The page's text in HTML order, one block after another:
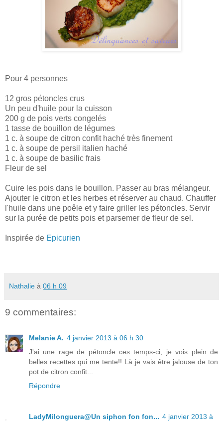
Pour 4 personnes
12 gros pétoncles crus
Un peu d'huile pour la cuisson
200 g de pois verts congelés
1 tasse de bouillon de légumes
1 c. à soupe de citron confit haché très finement
1 c. à soupe de persil italien haché
1 c. à soupe de basilic frais
Fleur de sel
Cuire les pois dans le bouillon. Passer au bras mélangeur.
Ajouter le citron et les herbes et réserver au chaud. Chauffer
l'huile dans une poêle et y faire griller les pétoncles. Servir
sur la purée de petits pois et parsemer de fleur de sel.
Inspirée de Epicurien
Nathalie à 06 h 09
9 commentaires:
Melanie A. 4 janvier 2013 à 06 h 30
J'ai une rage de pétoncle ces temps-ci, je vois plein de
belles recettes qui me tente!! Là je vais être jalouse de ton
pot de citron confit...
Répondre
LadyMilonguera@Un siphon fon fon... 4 janvier 2013 à